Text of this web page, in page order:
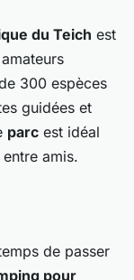
du Teich est
300 espèces
guidées et
parc est idéal
amis.
de passer
pour